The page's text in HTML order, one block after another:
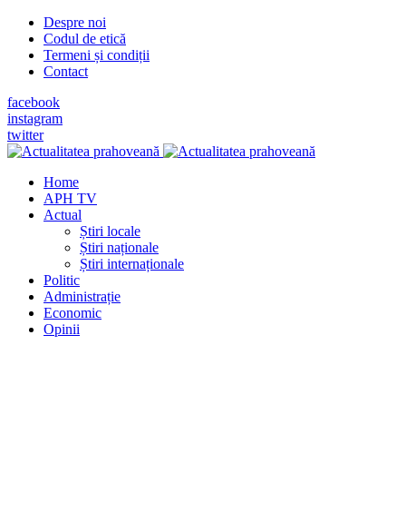
Despre noi
Codul de etică
Termeni și condiții
Contact
facebook
instagram
twitter
Home
APH TV
Actual
Știri locale
Știri naționale
Știri internaționale
Politic
Administrație
Economic
Opinii